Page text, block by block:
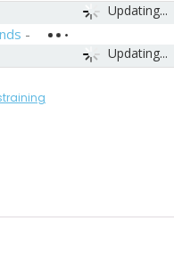
Updating...
Updating...
-